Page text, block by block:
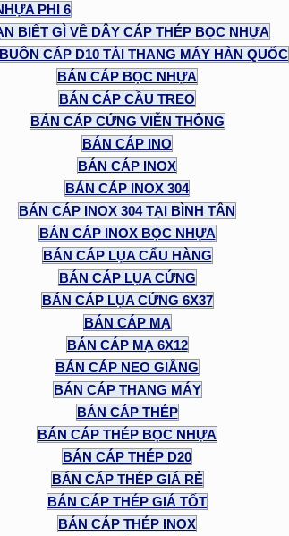
PHI 6
BIẾT GÌ VỀ DÂY CÁP THÉP BỌC NHỰA
CÁP D10 TẢI THANG MÁY HÀN QUỐC
BÁN CÁP BỌC NHỰA
BÁN CÁP CẦU TREO
BÁN CÁP CỨNG VIỄN THÔNG
BÁN CÁP INO
BÁN CÁP INOX
BÁN CÁP INOX 304
BÁN CÁP INOX 304 TẠI BÌNH TÂN
BÁN CÁP INOX BỌC NHỰA
BÁN CÁP LỤA CẨU HÀNG
BÁN CÁP LỤA CỨNG
BÁN CÁP LỤA CỨNG 6X37
BÁN CÁP MẠ
BÁN CÁP MẠ 6X12
BÁN CÁP NEO GIẰNG
BÁN CÁP THANG MÁY
BÁN CÁP THÉP
BÁN CÁP THÉP BỌC NHỰA
BÁN CÁP THÉP D20
BÁN CÁP THÉP GIÁ RẺ
BÁN CÁP THÉP GIÁ TỐT
BÁN CÁP THÉP INOX